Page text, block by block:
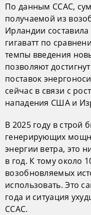
По данным CCAC,
получаемой из
Ирландии
гигаватт по
темпы введения
позволяют
поставок
сейчас в связи с
нападения США и
В 2025 году в строй
генерирующих
энергии ветра, это
в год. К тому около
возобновляемых
использовать. Это
года и ситуация
CCAC.